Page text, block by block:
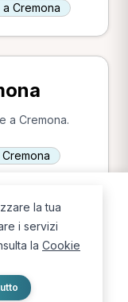
Cremona
a Cremona.
la tua
i servizi
la Cookie